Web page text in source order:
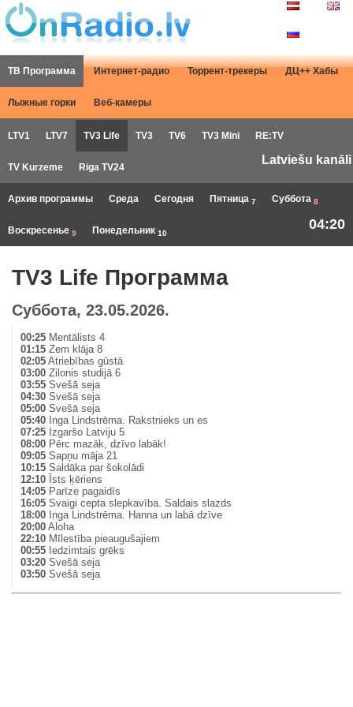
ТВ Программа Интернет-радио Торрент-трекеры ДЦ++ Хабы
Лыжные горки Веб-камеры
LTV1 LTV7 TV3 Life TV3 TV6 TV3 Mini RE:TV
TV Kurzeme Riga TV24
Latviešu kanāli
Архив программы Среда Сегодня Пятница 7 Суббота 8
Воскресенье 9 Понедельник 10
04:20
TV3 Life Программа
Суббота, 23.05.2026.
00:25 Mentālists 4
01:15 Zem klāja 8
02:05 Atriebības gūstā
03:00 Zilonis studijā 6
03:55 Svešā seja
04:30 Svešā seja
05:00 Svešā seja
05:40 Inga Lindstrēma. Rakstnieks un es
07:25 Izgaršo Latviju 5
08:00 Pērc mazāk, dzīvo labāk!
09:05 Sapņu māja 21
10:15 Saldāka par šokolādi
12:10 Īsts ķēriens
14:05 Parīze pagaidīs
16:05 Svaigi cepta slepkavība. Saldais slazds
18:00 Inga Lindstrēma. Hanna un labā dzīve
20:00 Aloha
22:10 Mīlestība pieaugušajiem
00:55 Iedzimtais grēks
03:20 Svešā seja
03:50 Svešā seja